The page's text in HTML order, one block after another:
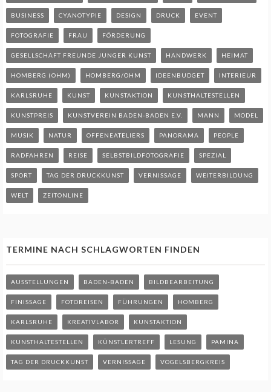
BUSINESS CYANOTYPIE DESIGN DRUCK EVENT
FOTOGRAFIE FRAU FÖRDERUNG
GESELLSCHAFT FREUNDE JUNGER KUNST HANDWERK HEIMAT
HOMBERG (OHM) HOMBERG/OHM IDEENBUDGET INTERIEUR
KARLSRUHE KUNST KUNSTAKTION KUNSTHALTESTELLEN
KUNSTPREIS KUNSTVEREIN BADEN-BADEN E.V. MANN MODEL
MUSIK NATUR OFFENEATELIERS PANORAMA PEOPLE
RADFAHREN REISE SELBSTBILDFOTOGRAFIE SPEZIAL
SPORT TAG DER DRUCKKUNST VERNISSAGE WEITERBILDUNG
WELT ZEITONLINE
TERMINE NACH SCHLAGWORTEN FINDEN
AUSSTELLUNGEN BADEN-BADEN BILDBEARBEITUNG
FINISSAGE FOTOREISEN FÜHRUNGEN HOMBERG
KARLSRUHE KREATIVLABOR KUNSTAKTION
KUNSTHALTESTELLEN KÜNSTLERTREFF LESUNG PAMINA
TAG DER DRUCKKUNST VERNISSAGE VOGELSBERGKREIS